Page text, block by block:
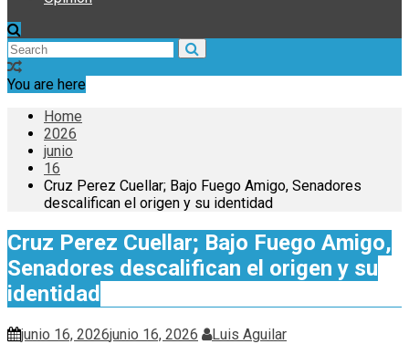
You are here
Home
2026
junio
16
Cruz Perez Cuellar; Bajo Fuego Amigo, Senadores
descalifican el origen y su identidad
Cruz Perez Cuellar; Bajo Fuego Amigo,
Senadores descalifican el origen y su
identidad
junio 16, 2026junio 16, 2026 Luis Aguilar